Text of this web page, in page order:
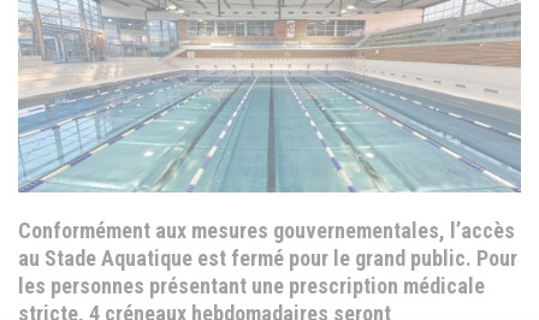
Conformément aux mesures gouvernementales, l’accès
au Stade Aquatique est fermé pour le grand public. Pour
les personnes présentant une prescription médicale
stricte, 4 créneaux hebdomadaires seront